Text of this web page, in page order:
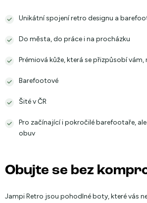
Unikátní spojení retro designu a
Do města, do práce i na procházku
Prémiová kůže, která se přizpůsobí vám,
Barefootové
Šité v ČR
Pro začínající i pokročilé barefootaře,
obuv
Obujte se bez
Jampi Retro jsou pohodlné boty, které vás